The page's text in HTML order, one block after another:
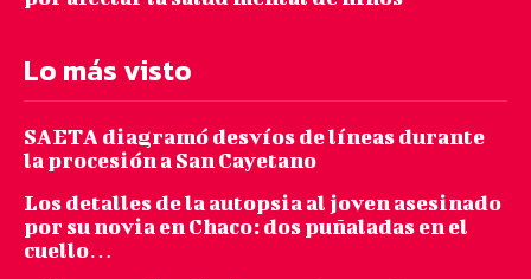
Lo más visto
SAETA diagramó desvíos de líneas durante
la procesión a San Cayetano
Los detalles de la autopsia al joven asesinado
por su novia en Chaco: dos puñaladas en el
cuello…